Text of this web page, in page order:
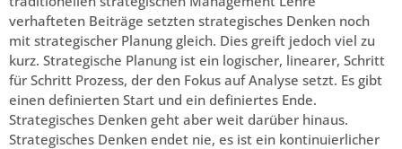
verhafteten Beiträge setzten strategisches Denken noch
mit strategischer Planung gleich. Dies greift jedoch viel zu
kurz. Strategische Planung ist ein logischer, linearer, Schritt
für Schritt Prozess, der den Fokus auf Analyse setzt. Es gibt
einen definierten Start und ein definiertes Ende.
Strategisches Denken geht aber weit darüber hinaus.
Strategisches Denken endet nie, es ist ein kontinuierlicher